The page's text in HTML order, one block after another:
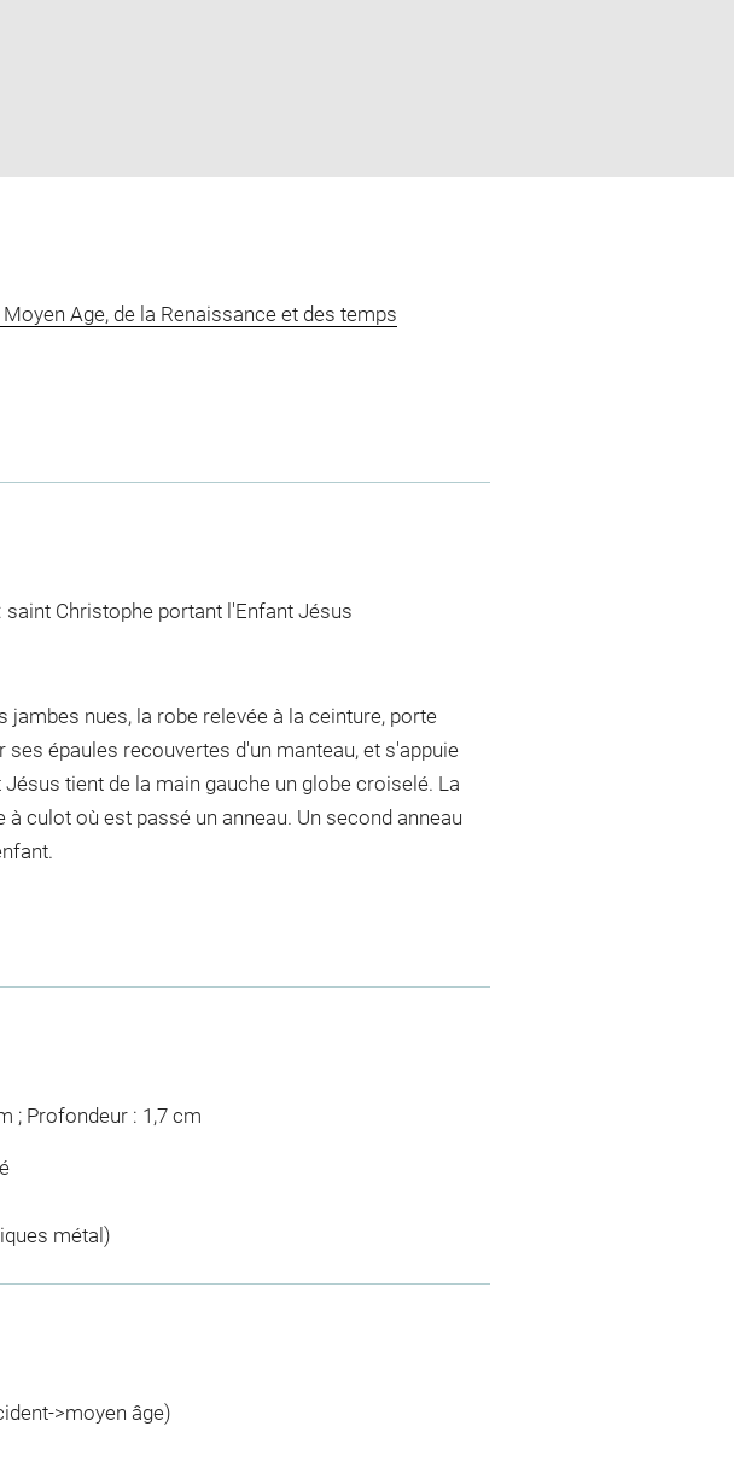
Age, de la Renaissance et des temps
Christophe portant l'Enfant Jésus
jambes nues, la robe relevée à la ceinture, porte
épaules recouvertes d'un manteau, et s'appuie
tient de la main gauche un globe croiselé. La
culot où est passé un anneau. Un second anneau
; Profondeur : 1,7 cm
métal)
>moyen âge)